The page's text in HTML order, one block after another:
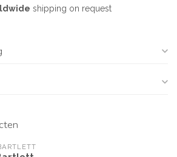
shipping on request